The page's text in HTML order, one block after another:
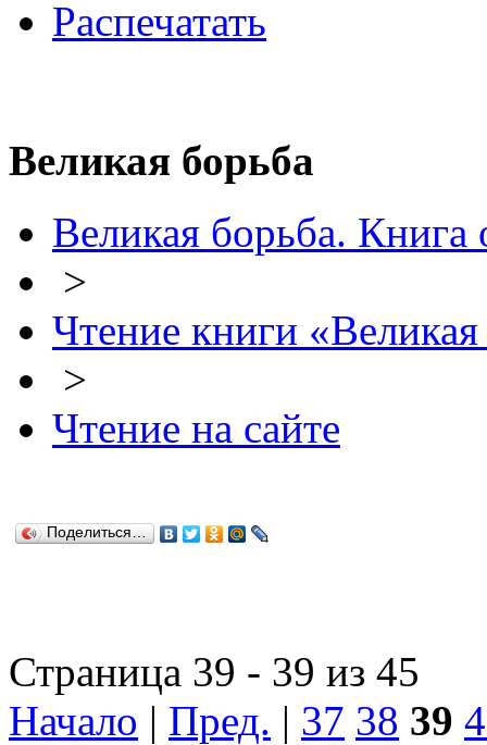
Распечатать
Великая борьба
Великая борьба. Книга
>
Чтение книги
>
Чтение на сайте
Поделиться…
Страница 39 - 39 из 45
Начало | Пред. | 37 38 39